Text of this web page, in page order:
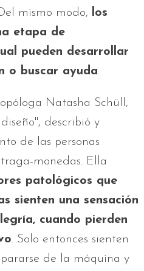
mismo modo,
los
etapa de
pueden desarrollar
o buscar ayuda.
Natasha Schüll,
describió y
de las personas
monedas. Ella
patológicos que
sienten una sensación
cuando pierden
. Solo entonces sienten
de la máquina y